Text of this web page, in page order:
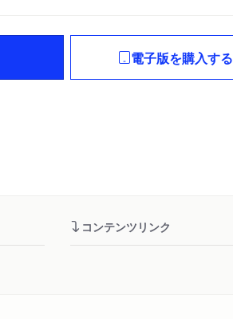
電子版を購入する
コンテンツリンク